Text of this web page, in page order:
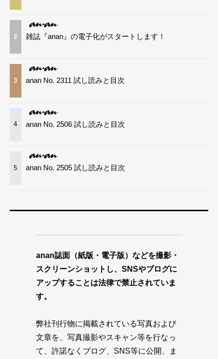
2 雑誌『anan』の電子化がスタートします！
3 anan No. 2311 試し読みと目次
4 anan No. 2506 試し読みと目次
5 anan No. 2505 試し読みと目次
anan誌面（紙版・電子版）などを撮影・
スクリーンショットし、SNSやブログに
アップすることは法律で禁止されていま
す。
弊社刊行物に掲載されている写真および
文章を、写真撮影やスキャン等を行なっ
て、許諾なくブログ、SNS等に公開、ま